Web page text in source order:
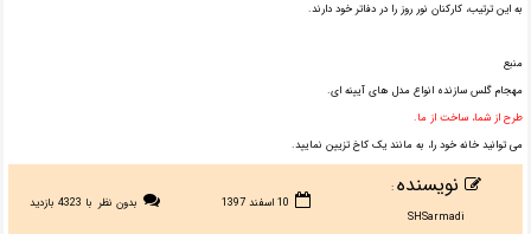
به این ترتیب، کارکنان نور روز را در دفاتر خود دارند.
منبع
مهجام گلس سازنده انواع مدل های آیینه ای.
طرح از شما، ساخت از ما.
می توانید خانه خود را، به مانند یک کاخ تزیین نمایید.
نویسنده:
SHSarmadi
10 اسفند 1397 بدون نظر با 4323 بازدید